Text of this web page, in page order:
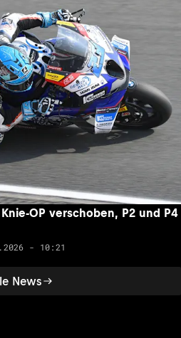
News
OP verschoben, P2 und P4
- 10:21